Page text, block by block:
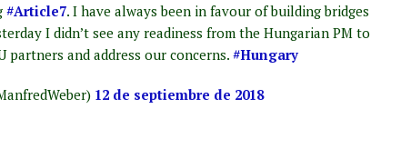
#Article7. I have always been in favour of building bridges
I didn’t see any readiness from the Hungarian PM to
partners and address our concerns. #Hungary
12 de septiembre de 2018